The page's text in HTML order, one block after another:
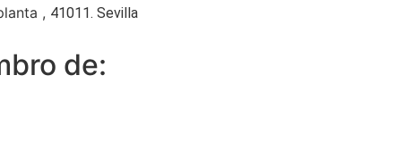
, 41011. Sevilla
de: